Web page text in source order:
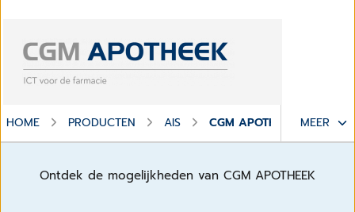
HOME PRODUCTEN AIS CGM APOTHEEK MEER
Ontdek de mogelijkheden van CGM APOTHEEK